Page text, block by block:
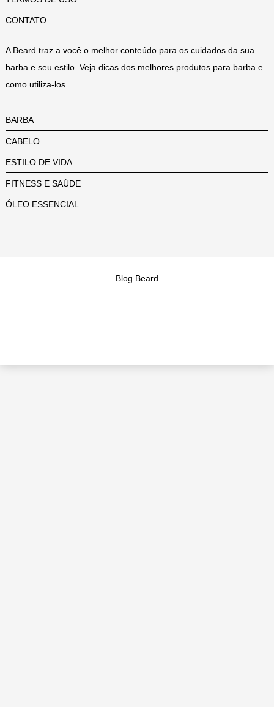
CONTATO
A Beard traz a você o melhor conteúdo para os cuidados da sua
barba e seu estilo. Veja dicas dos melhores produtos para barba e
como utiliza-los.
BARBA
CABELO
ESTILO DE VIDA
FITNESS E SAÚDE
ÓLEO ESSENCIAL
Blog Beard